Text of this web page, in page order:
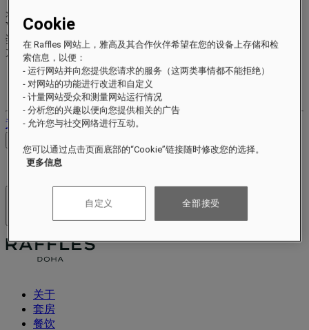
xxxxxxxx
Valid until xx/xx/xxxx
奖励积分
XXXpts
您的忠诚账户
您的预订
退出
关于
套房
餐饮
Cookie
在 Raffles 网站上，雅高及其合作伙伴希望在您的设备上存储和检
索信息，以便：
- 运行网站并向您提供您请求的服务（这两类事情都不能拒绝）
- 对网站的功能进行改进和自定义
- 计量网站受众和测量网站运行情况
- 分析您的兴趣以便向您提供相关的广告
- 允许您与社交网络进行互动。
您可以通过点击页面底部的“Cookie”链接随时修改您的选择。
更多信息
自定义 全部接受